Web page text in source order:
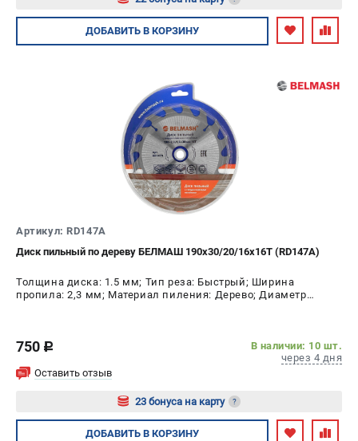
Авторизуйтесь
ДОБАВИТЬ В КОРЗИНУ
Артикул: RD147A
Диск пильный по дереву БЕЛМАШ 190x30/20/16x16T (RD147A)
Толщина диска: 1.5 мм; Тип реза: Быстрый; Ширина
пропила: 2,3 мм; Материал пиления: Дерево; Диаметр
750 c
В наличии: 10 шт.
через 4 дня
Оставить отзыв
23 бонуса на карту ?
Авторизуйтесь
ДОБАВИТЬ В КОРЗИНУ